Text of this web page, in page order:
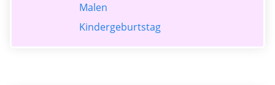
Malen
Kindergeburtstag